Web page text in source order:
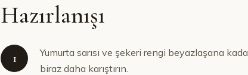
Hazırlanışı
1
Yumurta sarısı ve şekeri rengi beyazlaşana
biraz daha karıştırın.